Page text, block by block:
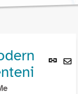
Lien